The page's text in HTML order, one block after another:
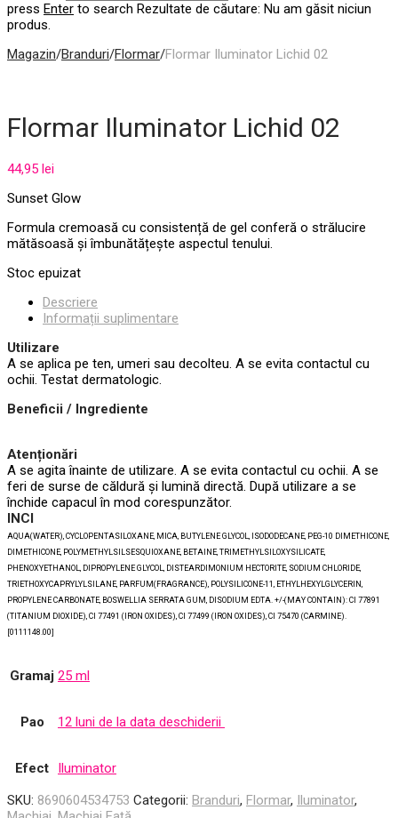
press Enter to search Rezultate de căutare: Nu am găsit niciun
produs.
Magazin/Branduri/Flormar/Flormar Iluminator Lichid 02
Flormar Iluminator Lichid 02
44,95 lei
Sunset Glow
Formula cremoasă cu consistență de gel conferă o strălucire
mătăsoasă și îmbunătățește aspectul tenului.
Stoc epuizat
Descriere
Informații suplimentare
Utilizare
A se aplica pe ten, umeri sau decolteu. A se evita contactul cu
ochii. Testat dermatologic.
Beneficii / Ingrediente
Atenționări
A se agita înainte de utilizare. A se evita contactul cu ochii. A se
feri de surse de căldură și lumină directă. După utilizare a se
închide capacul în mod corespunzător.
INCI
AQUA(WATER), CYCLOPENTASILOXANE, MICA, BUTYLENE GLYCOL, ISODODECANE, PEG-10 DIMETHICONE,
DIMETHICONE, POLYMETHYLSILSESQUIOXANE, BETAINE, TRIMETHYLSILOXYSILICATE,
PHENOXYETHANOL, DIPROPYLENE GLYCOL, DISTEARDIMONIUM HECTORITE, SODIUM CHLORIDE,
TRIETHOXYCAPRYLYLSILANE, PARFUM(FRAGRANCE), POLYSILICONE-11, ETHYLHEXYLGLYCERIN,
PROPYLENE CARBONATE, BOSWELLIA SERRATA GUM, DISODIUM EDTA. +/-(MAY CONTAIN): CI 77891
(TITANIUM DIOXIDE), CI 77491 (IRON OXIDES), CI 77499 (IRON OXIDES), CI 75470 (CARMINE).
[0111148.00]
Gramaj 25 ml
Pao 12 luni de la data deschiderii
Efect
Iluminator
SKU: 8690604534753 Categorii: Branduri, Flormar, Iluminator,